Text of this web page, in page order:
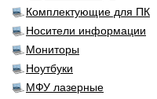
Комплектующие для ПК
Носители информации
Мониторы
Ноутбуки
МФУ лазерные